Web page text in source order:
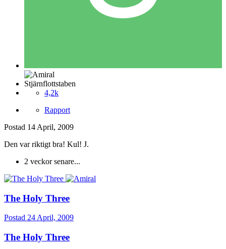
Stjärnflottstaben
4,2k
Rapport
Postad 14 April, 2009
Den var riktigt bra! Kul! J.
2 veckor senare...
The Holy Three
Postad 24 April, 2009
The Holy Three